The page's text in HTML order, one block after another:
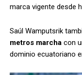
marca vigente desde
Saúl Wamputsrik
metros marcha con
dominio ecuatoriano